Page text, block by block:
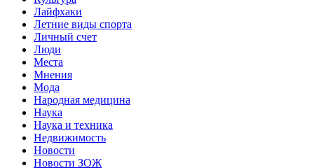
Лайфхаки
Летние виды спорта
Личный счет
Люди
Места
Мнения
Мода
Народная медицина
Наука
Наука и техника
Недвижимость
Новости
Новости ЗОЖ